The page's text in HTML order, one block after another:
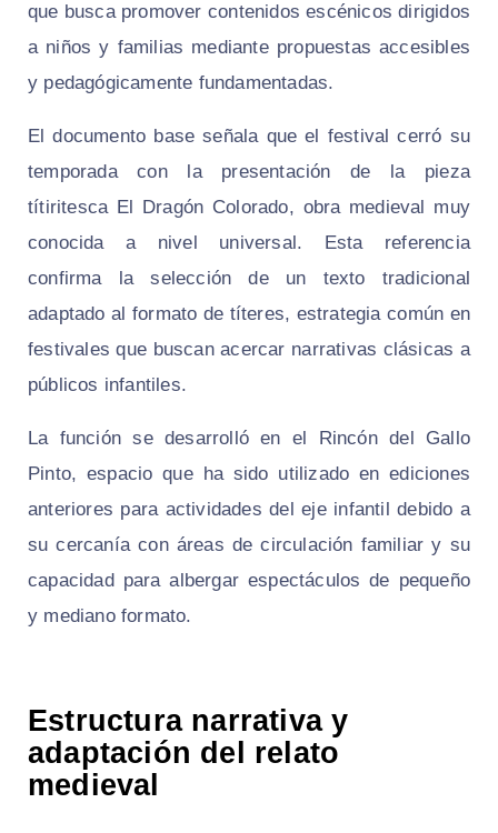
que busca promover contenidos escénicos dirigidos
a niños y familias mediante propuestas accesibles
y pedagógicamente fundamentadas.
El documento base señala que el festival cerró su
temporada con la presentación de la pieza
títiritesca El Dragón Colorado, obra medieval muy
conocida a nivel universal. Esta referencia
confirma la selección de un texto tradicional
adaptado al formato de títeres, estrategia común en
festivales que buscan acercar narrativas clásicas a
públicos infantiles.
La función se desarrolló en el Rincón del Gallo
Pinto, espacio que ha sido utilizado en ediciones
anteriores para actividades del eje infantil debido a
su cercanía con áreas de circulación familiar y su
capacidad para albergar espectáculos de pequeño
y mediano formato.
Estructura narrativa y
adaptación del relato
medieval